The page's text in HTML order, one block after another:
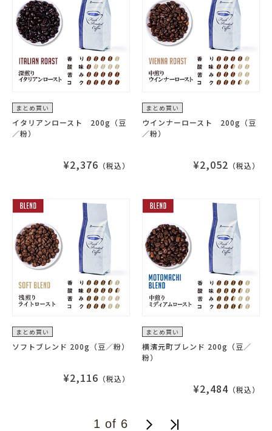
まとめ買い
イタリアンロースト 200g（豆
／粉）
¥2,376 （税込）
まとめ買い
ウインナーロースト 200g（豆
／粉）
¥2,052 （税込）
まとめ買い
ソフトブレンド 200g（豆／粉）
¥2,116 （税込）
まとめ買い
横濱元町ブレンド 200g（豆／
粉）
¥2,484 （税込）
1 of 6